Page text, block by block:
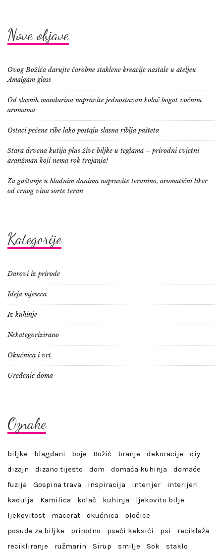
Nove objave
Ovog Božića darujte čarobne staklene kreacije nastale u ateljeu
Amalgam glass
Od slasnih mandarina napravite jednostavan kolač bogat voćnim
aromama
Ostaci pečene ribe lako postaju slasna riblja pašteta
Stara drvena kutija plus žive biljke u teglama – prirodni cvjetni
aranžman koji nema rok trajanja!
Za guštanje u hladnim danima napravite teranino, aromatični liker
od crnog vina sorte teran
Kategorije
Darovi iz prirode
Ideja mjeseca
Iz kuhinje
Nekategorizirano
Okućnica i vrt
Uređenje doma
Oznake
biljke blagdani boje Božić branje dekoracije
diy
dizajn
dizano tijesto dom domaća kuhinja
domaće
fuzija
Gospina trava inspiracija interijer
interijeri
kadulja
Kamilica kolač kuhinja
ljekovito bilje
ljekovitost
macerat okućnica
pločice
posude za biljke
prirodno pseći keksići psi
reciklaža
recikliranje
ružmarin Sirup smilje Sok
staklo